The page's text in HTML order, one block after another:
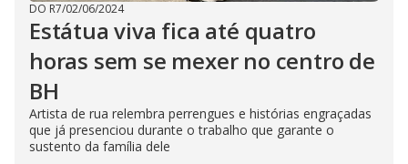
DO R7/02/06/2024
Estátua viva fica até quatro
horas sem se mexer no centro de
BH
Artista de rua relembra perrengues e histórias engraçadas
que já presenciou durante o trabalho que garante o
sustento da família dele